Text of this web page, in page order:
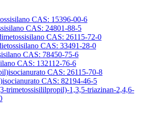
CAS: 15396-00-6
CAS: 24801-88-5
CAS: 26115-72-0
CAS: 33491-28-0
CAS: 78450-75-6
CAS: 132112-76-6
CAS: 26115-70-8
CAS: 82194-46-5
trimetossisililpropil)-1,3,5-triazinan-2,4,6-